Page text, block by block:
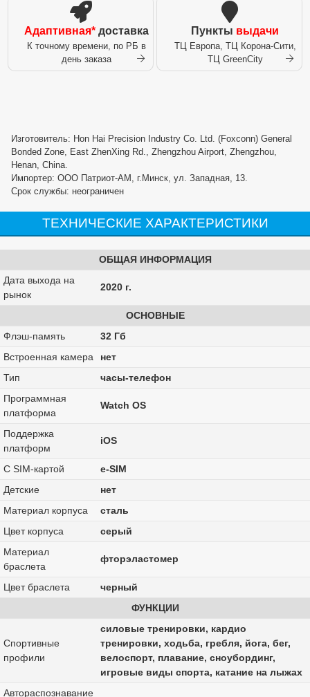
Адаптивная*доставка
К точному времени, по РБ в
день заказа
Пункты выдачи
ТЦ Европа, ТЦ Корона-Сити,
ТЦ GreenCity
Изготовитель: Hon Hai Precision Industry Co. Ltd. (Foxconn) General
Bonded Zone, East ZhenXing Rd., Zhengzhou Airport, Zhengzhou,
Henan, China.
Импортер: ООО Патриот-АМ, г.Минск, ул. Западная, 13.
Срок службы: неограничен
ТЕХНИЧЕСКИЕ ХАРАКТЕРИСТИКИ
ОБЩАЯ ИНФОРМАЦИЯ
Дата выхода на
рынок
2020 г.
ОСНОВНЫЕ
Флэш-память
32 Гб
Встроенная камера
нет
Тип
часы-телефон
Программная
платформа
Watch OS
Поддержка
платформ
iOS
С SIM-картой
e-SIM
Детские
нет
Материал корпуса
сталь
Цвет корпуса
серый
Материал
браслета
фторэластомер
Цвет браслета
черный
ФУНКЦИИ
Спортивные
профили
силовые тренировки, кардио
тренировки, xодьба, гребля, йога, бег,
велоспорт, плавание, сноубординг,
игровые виды спорта, катание на лыжах
Автораспознавание